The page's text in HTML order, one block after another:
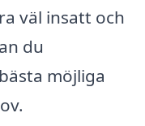
väl insatt och
du
möjliga